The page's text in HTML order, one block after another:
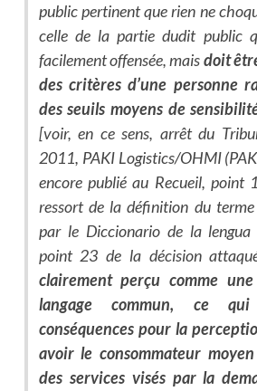
public pertinent que rien ne
celle de la partie dudit public
facilement offensée, maisdoit
des critères d’une personne
des seuils moyens de
[voir, en ce sens, arrêt du
2011, PAKI Logistics/OHMI
encore publié au Recueil, point
ressort de la définition du terme
par le Diccionario de la lengua
point 23 de la décision
clairement perçu comme
langage commun, ce
conséquences pour la
avoir le consommateur
des services visés par la